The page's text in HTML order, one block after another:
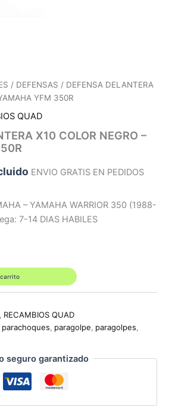
/ DEFENSAS / DEFENSA DELANTERA
YFM 350R
QUAD
X10 COLOR NEGRO –
ENVIO GRATIS EN PEDIDOS
– YAMAHA WARRIOR 350 (1988-
7-14 DIAS HABILES
, RECAMBIOS QUAD
parachoques, paragolpe, paragolpes,
seguro garantizado